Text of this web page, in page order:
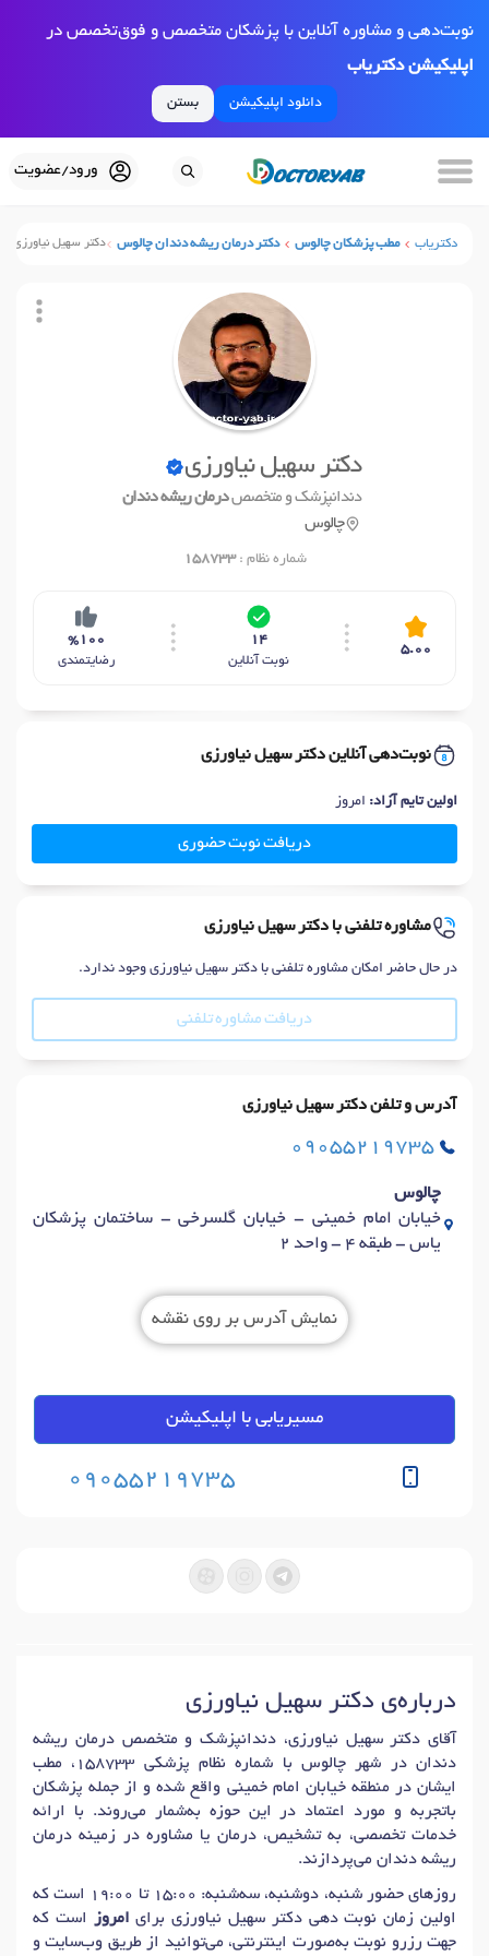
نوبت‌دهی و مشاوره آنلاین با پزشکان متخصص و فوق‌تخصص در
اپلیکیشن دکتریاب
دانلود اپلیکیشن بستن
ورود/عضویت
دکتریاب مطب پزشکان چالوس دکتر درمان ریشه دندان چالوس دکتر سهیل نیاورزی
دکتر سهیل نیاورزی
دندانپزشک و متخصصدرمان ریشه دندان
چالوس
شماره نظام :158733
5.00
14
نوبت آنلاین
%100
رضایتمندی
نوبت‌دهی آنلاین دکتر سهیل نیاورزی
اولین تایم آزاد: امروز
دریافت نوبت حضوری
مشاوره تلفنی با دکتر سهیل نیاورزی
در حال حاضر امکان مشاوره تلفنی با دکتر سهیل نیاورزی وجود ندارد.
دریافت مشاوره تلفنی
آدرس و تلفن دکتر سهیل نیاورزی
09055219735
چالوس
خیابان امام خمینی - خیابان گلسرخی - ساختمان پزشکان
یاس - طبقه 4 - واحد 2
نمایش آدرس بر روی نقشه
مسیریابی با اپلیکیشن
09055219735
درباره‌ی دکتر سهیل نیاورزی
آقای دکتر سهیل نیاورزی، دندانپزشک و متخصص درمان ریشه
دندان در شهر چالوس با شماره نظام پزشکی 158733، مطب
ایشان در منطقه خیابان امام خمینی واقع شده و از جمله پزشکان
باتجربه و مورد اعتماد در این حوزه به‌شمار می‌روند. با ارائه
خدمات تخصصی، به تشخیص، درمان یا مشاوره در زمینه درمان
ریشه دندان می‌پردازند.
روزهای حضور شنبه، دوشنبه، سه‌شنبه: 15:00 تا 19:00 است که
اولین زمان نوبت دهی دکتر سهیل نیاورزی برای امروز
است که
جهت رزرو نوبت به‌صورت اینترنتی، می‌توانید از طریق وب‌سایت و